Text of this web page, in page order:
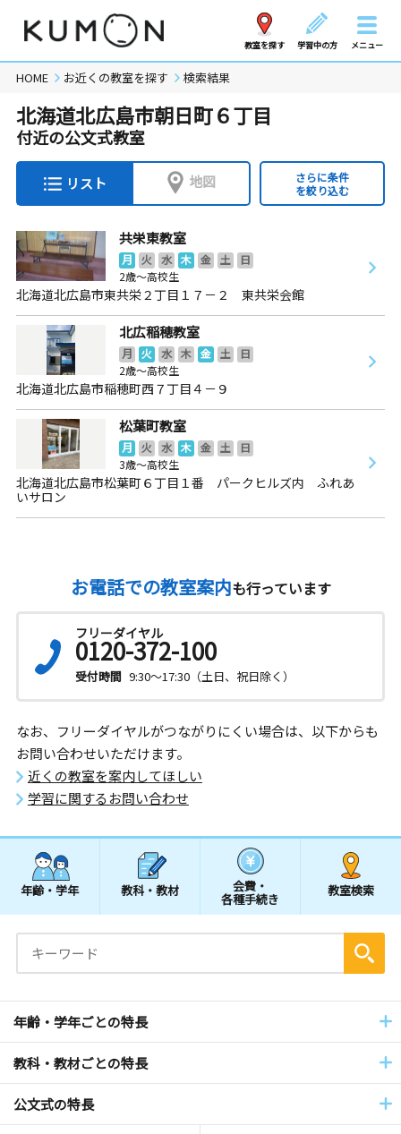
教室を探す 学習中の方 メニュー
HOME お近くの教室を探す 検索結果
北海道北広島市朝日町６丁目
付近の公文式教室
リスト 地図
さらに条件
を絞り込む
共栄東教室
月 火 水 木 金 土
日
2歳～高校生
北海道北広島市東共栄２丁目１７－２ 東共栄会館
北広稲穂教室
月 火 水 木 金 土
日
2歳～高校生
北海道北広島市稲穂町西７丁目４－９
松葉町教室
月 火 水 木 金 土
日
3歳～高校生
北海道北広島市松葉町６丁目１番 パークヒルズ内 ふれあ
いサロン
お電話での教室案内も行っています
フリーダイヤル
0120-372-100
受付時間 9:30～17:30（土日、祝日除く）
なお、フリーダイヤルがつながりにくい場合は、以下からも
お問い合わせいただけます。
近くの教室を案内してほしい
学習に関するお問い合わせ
年齢・学年 教科・教材 会費・
各種手続き
教室検索
年齢・学年ごとの特長
教科・教材ごとの特長
公文式の特長